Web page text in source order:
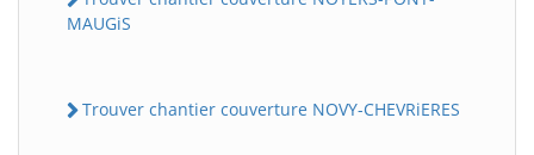
MAUGiS
Trouver chantier couverture NOVY-CHEVRiERES